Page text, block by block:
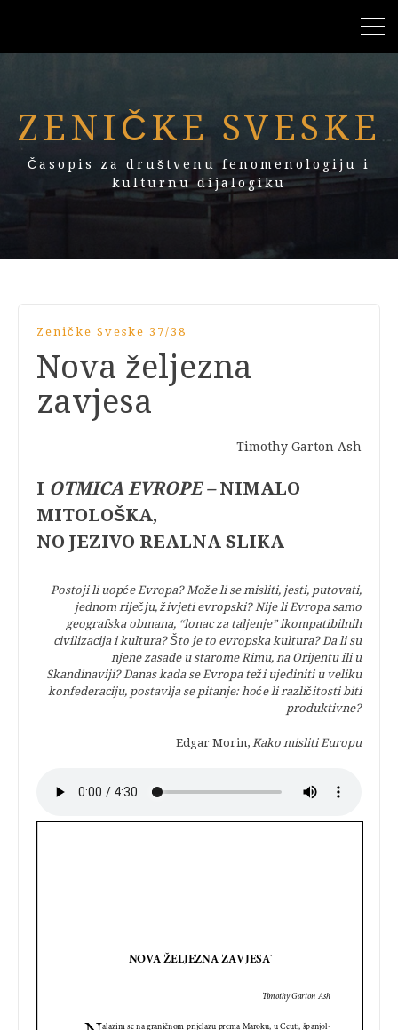
ZENIČKE SVESKE
Časopis za društvenu fenomenologiju i
kulturnu dijalogiku
Zeničke Sveske 37/38
Nova željezna
zavjesa
Timothy Garton Ash
I OTMICA EVROPE –NIMALO
MITOLOŠKA,
NO JEZIVO REALNA SLIKA
Postoji li uopće Evropa? Može li se misliti, jesti, putovati,
jednom riječju, živjeti evropski? Nije li Evropa samo
geografska obmana, “lonac za taljenje” ikompatibilnih
civilizacija i kultura? Što je to evropska kultura? Da li su
njene zasade u starome Rimu, na Orijentu ili u
Skandinaviji? Danas kada se Evropa teži ujediniti u veliku
konfederaciju, postavlja se pitanje: hoće li različitosti biti
produktivne?
Edgar Morin, Kako misliti Europu